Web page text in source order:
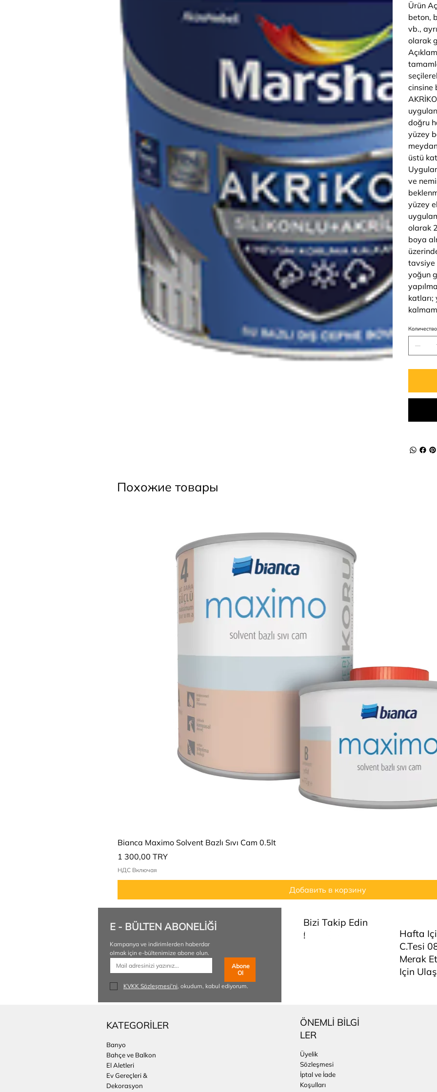
Ürün
beton,
vb.,
olarak
cinsine
doğru
yüzey
üstü
ve
yüzey
olarak
boya
tavsiye
yoğun
Количество
Похожие товары
Bianca Maximo Solvent Bazlı Sıvı Cam 0.5lt
Цена
1 300,00 TRY
НДС Включая
Добавить в корзину
E - BÜLTEN ABONELİĞİ
Kampanya ve indirimlerden haberdar
olmak için e-bültenimize abone olun.
Abone
Ol
KVKK Sözleşmesi'ni, okudum, kabul ediyorum.
Bizi Takip Edin
!
Hafta
C.tesi
Merak
Için
KATEGORİLER
Banyo
Bahçe ve Balkon
El Aletleri
Ev Gereçleri &
Dekorasyon
ÖNEMLİ BİLGİ
LER
Üyelik
Sözleşmesi
İptal ve İade
Koşulları